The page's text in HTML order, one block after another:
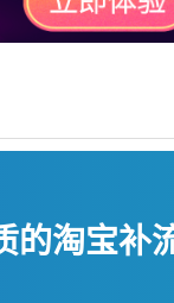
的淘宝补